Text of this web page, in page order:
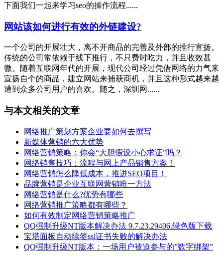
下面我们一起来学习seo的操作流程......
网站该如何进行有效的外链建设?
一个公司的开展壮大，离不开商品的完善及外部的推行宣扬。
传统的公司常依赖于线下推行，不只费时吃力，并且收效甚
微。随着互联网年代的开展，现代公司经过凭借网络的力气来
宣扬自个的商品，建立网站来捕获商机，并且这种形式越来越
遭到众多公司用户的喜欢。随之，深圳网......
与本文相关的文章
网络推广策划方案企业要如何去撰写
新媒体营销的六大优势
网络营销策略：你会“大胆假设小心求证”吗？
网络销售技巧：流程与网上产品销售方案！
网络营销怎么降低成本，推进SEO项目！
品牌营销是企业互联网营销唯一方法
网络营销是什么?优势有哪些
网络营销推广策略都有哪些？
如何有效制定网络营销策略推广
QQ强制升级NT版本解决办法 9.7.23.29406.绿色版下载
宝塔面板自动续签ssl证书失败的解决办法
QQ强制升级NT版本：一场用户被迫参与的”数字绑架”